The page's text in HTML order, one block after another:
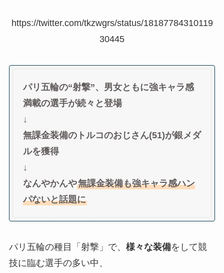
https://twitter.com/tkzwgrs/status/18187784310119
30445
パリ五輪の“射撃”、男女ともに強キャラ感
満載の選手が続々と登場
↓
無課金装備のトルコのおじさん(51)が銀メダ
ルを獲得
↓
なんやかんや無課金装備も強キャラ感ハン
パないと話題に
パリ五輪の種目「射撃」で、 様々な装備をして競
技に臨む選手の多い中、